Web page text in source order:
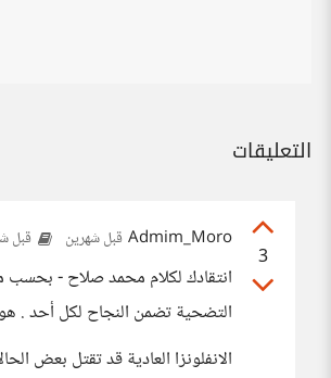
التعليقات
3
Admim_Moro قبل شهرين قبل
انتقادك لكلام محمد صلاح - بحسب
التضحية تضمن النجاح لكل أحد .
الانفلونزا العادية قد تقتل بعض